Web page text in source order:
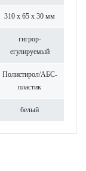
310 x 65 x 30 мм
гигро­р­
егулируемый
Поли­с­тирол/АБС-
пла­стик
белый